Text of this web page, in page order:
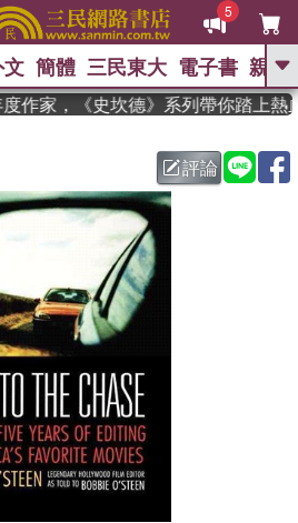
5
GO
父親節 、 如果歷
暑期推薦 、 國際布克
獎 臺灣漫遊錄 、 方念華
、 數學女孩：黎曼猜想
偉大的迷走神經
簡體 三民東大 電子書 親子
家，《史坎德》系列帶你踏上熱血
評論